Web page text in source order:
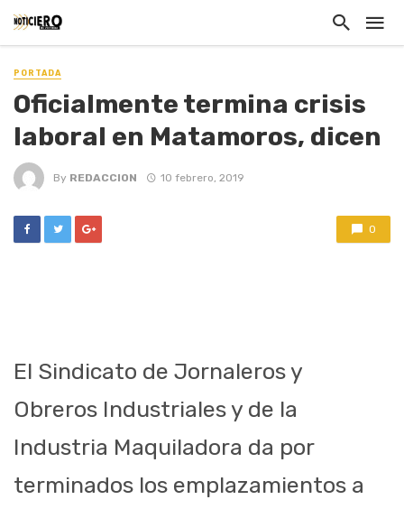
PORTADA
Oficialmente termina crisis
laboral en Matamoros, dicen
By REDACCION 10 febrero, 2019
0
El Sindicato de Jornaleros y
Obreros Industriales y de la
Industria Maquiladora da por
terminados los emplazamientos a